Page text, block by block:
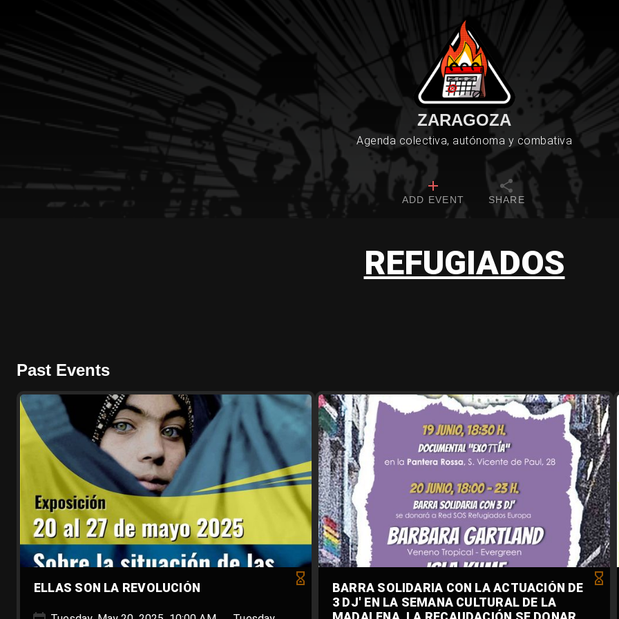
ZARAGOZA
Agenda colectiva, autónoma y combativa
ADD EVENT SHARE
REFUGIADOS
Past Events
ELLAS SON LA REVOLUCIÓN
BARRA SOLIDARIA CON LA ACTUACIÓN DE
3 DJ' EN LA SEMANA CULTURAL DE LA